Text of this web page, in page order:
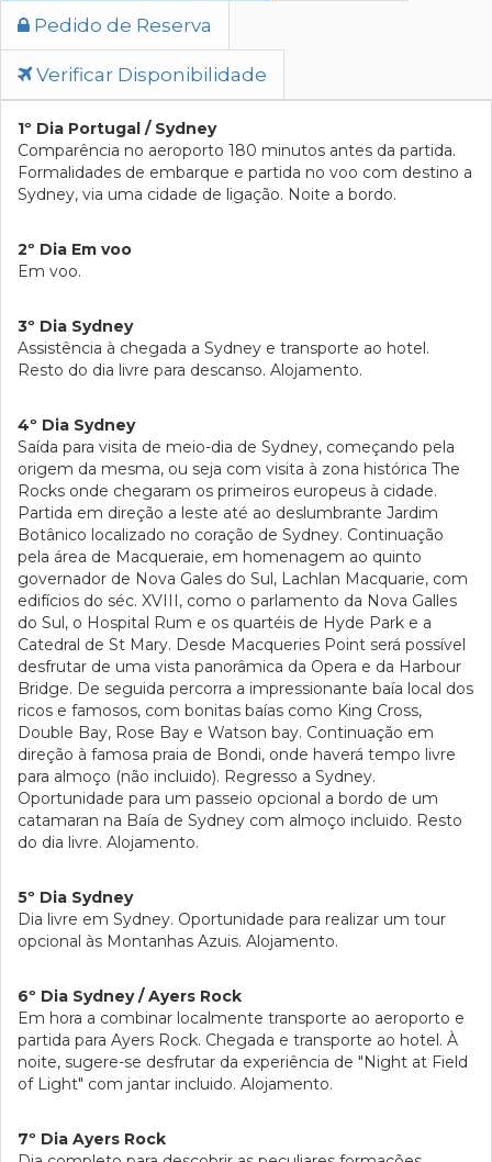
Pedido de Reserva
Verificar Disponibilidade
1º Dia Portugal / Sydney
Comparência no aeroporto 180 minutos antes da partida.
Formalidades de embarque e partida no voo com destino a
Sydney, via uma cidade de ligação. Noite a bordo.
2º Dia Em voo
Em voo.
3º Dia Sydney
Assistência à chegada a Sydney e transporte ao hotel.
Resto do dia livre para descanso. Alojamento.
4º Dia Sydney
Saída para visita de meio-dia de Sydney, começando pela
origem da mesma, ou seja com visita à zona histórica The
Rocks onde chegaram os primeiros europeus à cidade.
Partida em direção a leste até ao deslumbrante Jardim
Botânico localizado no coração de Sydney. Continuação
pela área de Macqueraie, em homenagem ao quinto
governador de Nova Gales do Sul, Lachlan Macquarie, com
edifícios do séc. XVIII, como o parlamento da Nova Galles
do Sul, o Hospital Rum e os quartéis de Hyde Park e a
Catedral de St Mary. Desde Macqueries Point será possível
desfrutar de uma vista panorâmica da Opera e da Harbour
Bridge. De seguida percorra a impressionante baía local dos
ricos e famosos, com bonitas baías como King Cross,
Double Bay, Rose Bay e Watson bay. Continuação em
direção à famosa praia de Bondi, onde haverá tempo livre
para almoço (não incluido). Regresso a Sydney.
Oportunidade para um passeio opcional a bordo de um
catamaran na Baía de Sydney com almoço incluido. Resto
do dia livre. Alojamento.
5º Dia Sydney
Dia livre em Sydney. Oportunidade para realizar um tour
opcional às Montanhas Azuis. Alojamento.
6º Dia Sydney / Ayers Rock
Em hora a combinar localmente transporte ao aeroporto e
partida para Ayers Rock. Chegada e transporte ao hotel. À
noite, sugere-se desfrutar da experiência de "Night at Field
of Light" com jantar incluido. Alojamento.
7º Dia Ayers Rock